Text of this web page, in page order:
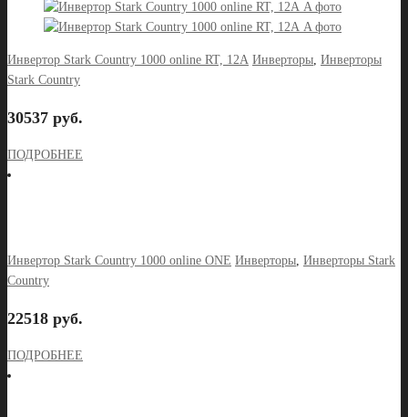
Инвертор Stark Country 1000 online RT, 12А Инверторы Инверторы
Stark Country
30537 руб.
ПОДРОБНЕЕ
Инвертор Stark Country 1000 online ONE Инверторы Инверторы Stark
Country
22518 руб.
ПОДРОБНЕЕ